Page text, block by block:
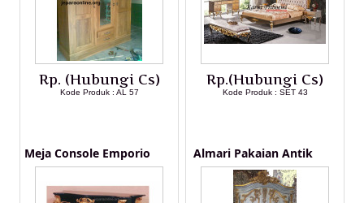
Rp. (Hubungi Cs)
Kode Produk : AL 57
Rp.(Hubungi Cs)
Kode Produk : SET 43
Meja Console Emporio Almari Pakaian Antik